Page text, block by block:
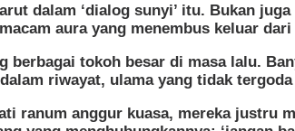
dalam ‘dialog sunyi’ itu. Bukan
aura yang menembus keluar
berbagai tokoh besar di masa lalu.
riwayat, ulama yang tidak
ranum anggur kuasa, mereka justru